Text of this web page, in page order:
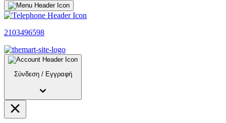
2103496598
Σύνδεση / Εγγραφή